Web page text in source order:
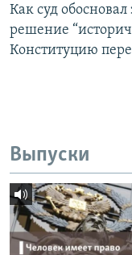
Как суд
решение
Конституцию
Выпуски